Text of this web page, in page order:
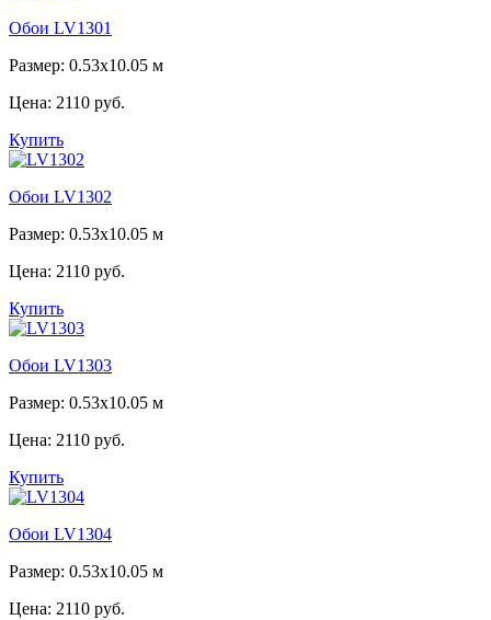
Обои LV1301
Размер: 0.53x10.05 м
Цена: 2110 руб.
Купить
Обои LV1302
Размер: 0.53x10.05 м
Цена: 2110 руб.
Купить
Обои LV1303
Размер: 0.53x10.05 м
Цена: 2110 руб.
Купить
Обои LV1304
Размер: 0.53x10.05 м
Цена: 2110 руб.